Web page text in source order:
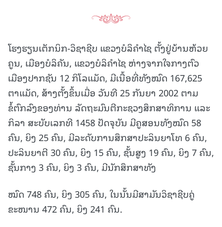
ໂຮງຮຽນເຕັກນິກ-ວິຊາຊີບ ແຂວງບໍລິຄຳໄຊ ຕັ້ງຢູ່ບ້ານຫ້ວຍ
ຄູນ, ເມືອງບໍລິຄັນ, ແຂວງບໍລິຄໍາໄຊ ຫ່າງຈາກໃຈກາງຕົວ
ເມືອງປາກຊັນ 12 ກິໂລແມັດ, ມີເນື້ອທີ່ທັງໝົດ 167,625
ຕາແມັດ, ສ້າງຕັ້ງຂຶ້ນເມື່ອ ວັນທີ 25 ກັນຍາ 2002 ຕາມ
ຂໍ້ຕົກລົງຂອງທ່ານ ລັດຖະມົນຕີກະຊວງສຶກສາທິການ ແລະ
ກິລາ ສະບັບເລກທີ 1458 ປັດຈຸບັນ ມີຄູສອນທັງໝົດ 58
ຄົນ, ຍິງ 25 ຄົນ, ມີລະດັບການສຶກສາປະລິນຍາໂທ 6 ຄົນ,
ປະລິນຍາຕີ 30 ຄົນ, ຍິງ 15 ຄົນ, ຊັ້ນສູງ 19 ຄົນ, ຍິງ 7 ຄົນ,
ຊັ້ນກາງ 3 ຄົນ, ຍິງ 3 ຄົນ, ມີນັກສຶກສາທັງ
ໝົດ 748 ຄົນ, ຍິງ 305 ຄົນ, ໃນນັ້ນມີສາມັນວິຊາຊີບຄູ່
ຂະໜານ 472 ຄົນ, ຍິງ 241 ຄົນ.